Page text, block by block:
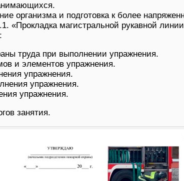
организма и подготовка к более
«Прокладка магистральной рукавной
труда при выполнении упражнения.
и элементов упражнения.
упражнения.
упражнения.
упражнения.
занятия.